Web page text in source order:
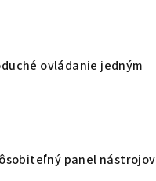
ovládanie jedným
panel nástrojov